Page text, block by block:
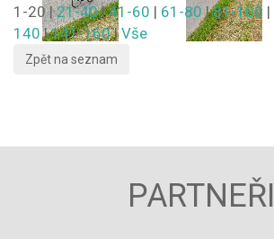
1-20|21-40|41-60 | 61-80|81-100 |
140|141-160|Vše
PARTNEŘI